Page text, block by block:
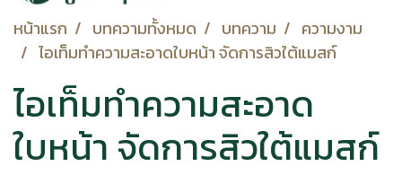
หน้าแรก บทความทั้งหมด บทความ
ความงาม
ไอเท็มทำความสะอาดใบหน้า จัดการสิวใต้แมสก์
ไอเท็มทำความสะอาด
ใบหน้า จัดการสิวใต้แมสก์